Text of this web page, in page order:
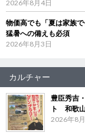
2026年8月4日
物価高でも「夏は家族
猛暑への備えも必須
2026年8月3日
カルチャー
豊臣秀吉
ト 和歌
2026年8